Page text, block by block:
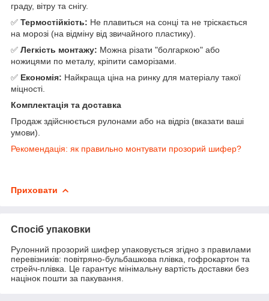
граду, вітру та снігу.
✅ Термостійкість: Не плавиться на сонці та не тріскається
на морозі (на відміну від звичайного пластику).
✅ Легкість монтажу: Можна різати "болгаркою" або
ножицями по металу, кріпити саморізами.
✅ Економія: Найкраща ціна на ринку для матеріалу такої
міцності.
Комплектація та доставка
Продаж здійснюється рулонами або на відріз (вказати ваші
умови).
Рекомендація: як правильно монтувати прозорий шифер?
Приховати
Спосіб упаковки
Рулонний прозорий шифер упаковується згідно з правилами
перевізників: повітряно-бульбашкова плівка, гофрокартон та
стрейч-плівка. Це гарантує мінімальну вартість доставки без
націнок пошти за пакування.